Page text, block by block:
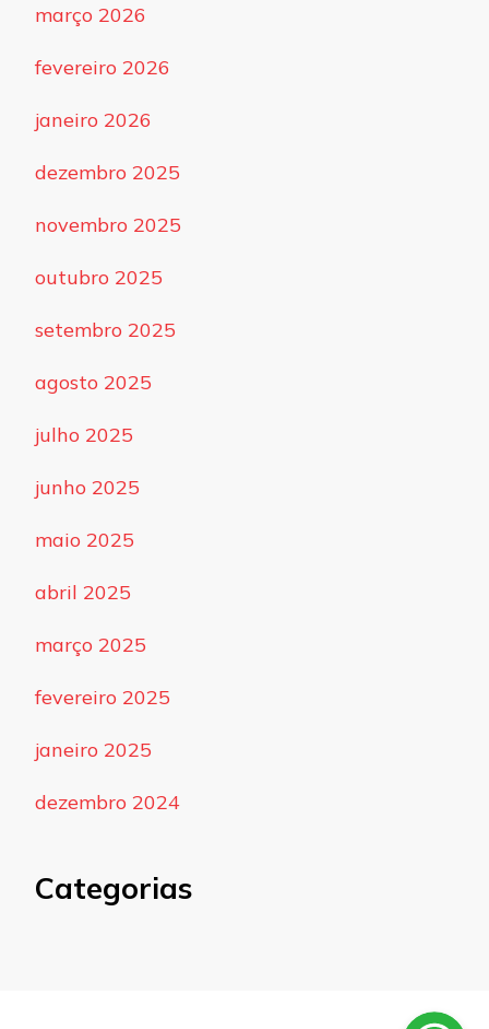
março 2026
fevereiro 2026
janeiro 2026
dezembro 2025
novembro 2025
outubro 2025
setembro 2025
agosto 2025
julho 2025
junho 2025
maio 2025
abril 2025
março 2025
fevereiro 2025
janeiro 2025
dezembro 2024
Categorias